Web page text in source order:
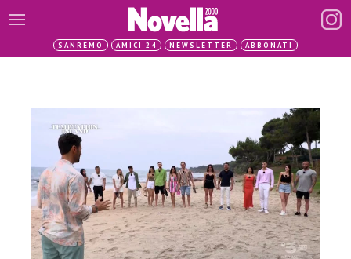
SANREMO AMICI 24 NEWSLETTER ABBONATI